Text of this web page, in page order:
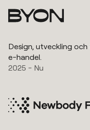
Design, utveckling
e-handel.
2025 - Nu